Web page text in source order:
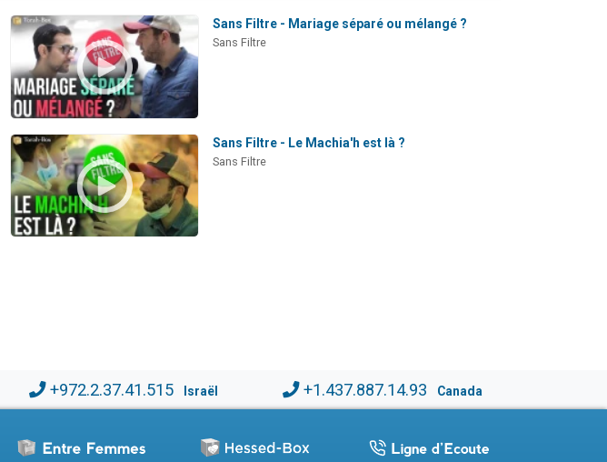
Sans Filtre - Mariage séparé ou mélangé ?
Sans Filtre
Sans Filtre - Le Machia'h est là ?
Sans Filtre
+972.2.37.41.515 Israël +1.437.887.14.93 Canada